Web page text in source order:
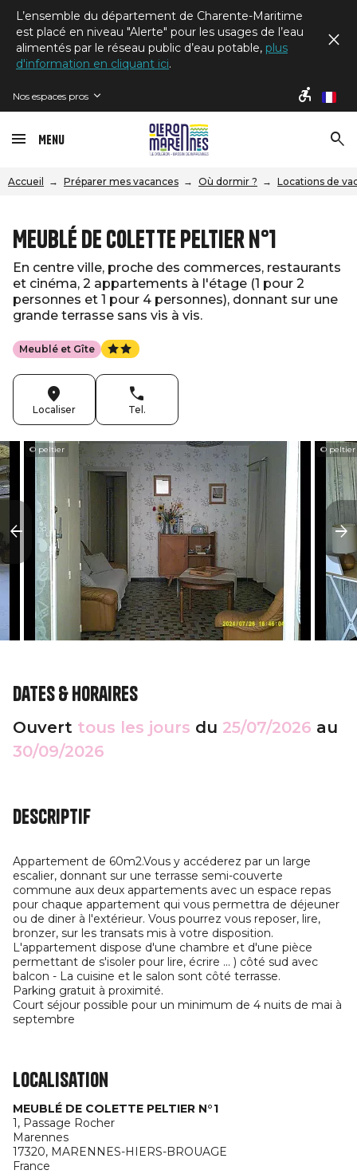
L’ensemble du département de Charente-Maritime
est placé en niveau "Alerte" pour les usages de l’eau
alimentés par le réseau public d’eau potable, plus
d'information en cliquant ici.
Nos espaces pros fr
Menu
Accueil Préparer mes vacances Où dormir ? Locations de
Meublé de Colette Peltier n°1
En centre ville, proche des commerces, restaurants
et cinéma, 2 appartements à l'étage (1 pour 2
personnes et 1 pour 4 personnes), donnant sur une
grande terrasse sans vis à vis.
Meublé et Gîte
Localiser Tel.
© peltier © peltier
Dates & horaires
Ouvert tous les jours du 25/07/2026 au
30/09/2026
Descriptif
Appartement de 60m2.Vous y accéderez par un large
escalier, donnant sur une terrasse semi-couverte
commune aux deux appartements avec un espace repas
pour chaque appartement qui vous permettra de déjeuner
ou de diner à l'extérieur. Vous pourrez vous reposer, lire,
bronzer, sur les transats mis à votre disposition.
L'appartement dispose d'une chambre et d'une pièce
permettant de s'isoler pour lire, écrire ... ) côté sud avec
balcon - La cuisine et le salon sont côté terrasse.
Parking gratuit à proximité.
Court séjour possible pour un minimum de 4 nuits de mai à
septembre
Localisation
MEUBLÉ DE COLETTE PELTIER N°1
1, Passage Rocher
Marennes
17320, MARENNES-HIERS-BROUAGE
France